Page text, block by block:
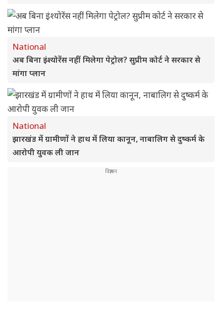
National
अब बिना इंश्योरेंस नहीं मिलेगा पेट्रोल? सुप्रीम कोर्ट ने सरकार से
मांगा प्लान
National
झारखंड में ग्रामीणों ने हाथ में लिया कानून, नाबालिग से दुष्कर्म के
आरोपी युवक ली जान